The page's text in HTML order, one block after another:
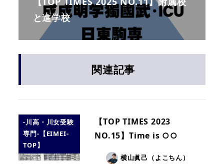
と進学校
関連記事
-川高・川女受験
専門-【EIMEI-
TOP】
【TOP TIMES 2023
NO.15】Time is ○○
横山眞己（よこちん）